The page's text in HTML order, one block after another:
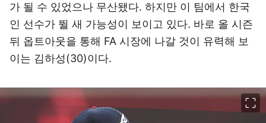
가 될 수 있었으나 무산됐다. 하지만 이 팀에서 한국
인 선수가 뛸 새 가능성이 보이고 있다. 바로 올 시즌
뒤 옵트아웃을 통해 FA 시장에 나갈 것이 유력해 보
이는 김하성(30)이다.